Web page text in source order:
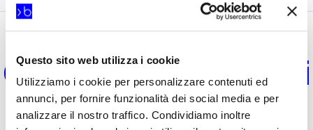
Questo sito web utilizza i cookie
Utilizziamo i cookie per personalizzare contenuti ed
annunci, per fornire funzionalità dei social media e per
analizzare il nostro traffico. Condividiamo inoltre
Gestione Contenuti
e Processi